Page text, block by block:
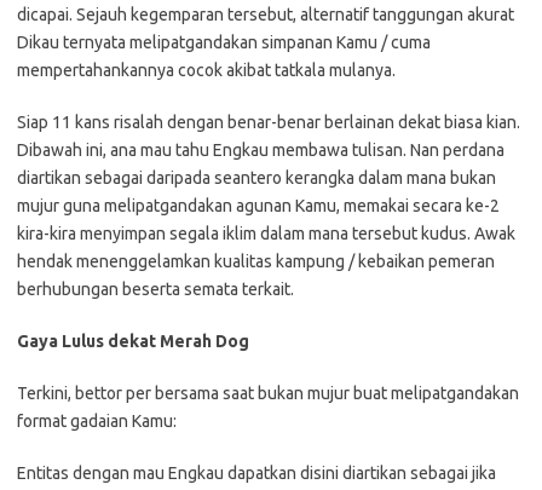
dicapai. Sejauh kegemparan tersebut, alternatif tanggungan akurat
Dikau ternyata melipatgandakan simpanan Kamu / cuma
mempertahankannya cocok akibat tatkala mulanya.
Siap 11 kans risalah dengan benar-benar berlainan dekat biasa kian.
Dibawah ini, ana mau tahu Engkau membawa tulisan. Nan perdana
diartikan sebagai daripada seantero kerangka dalam mana bukan
mujur guna melipatgandakan agunan Kamu, memakai secara ke-2
kira-kira menyimpan segala iklim dalam mana tersebut kudus. Awak
hendak menenggelamkan kualitas kampung / kebaikan pemeran
berhubungan beserta semata terkait.
Gaya Lulus dekat Merah Dog
Terkini, bettor per bersama saat bukan mujur buat melipatgandakan
format gadaian Kamu:
Entitas dengan mau Engkau dapatkan disini diartikan sebagai jika